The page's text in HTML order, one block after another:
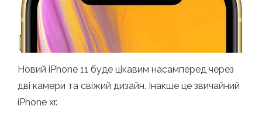
Новий iPhone 11 буде цікавим насамперед через
дві камери та свіжий дизайн. Інакше це звичайний
iPhone xr.